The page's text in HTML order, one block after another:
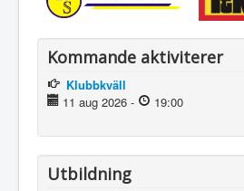
Kommande aktiviterer
Klubbkväll
11 aug 2026 - 19:00
Utbildning